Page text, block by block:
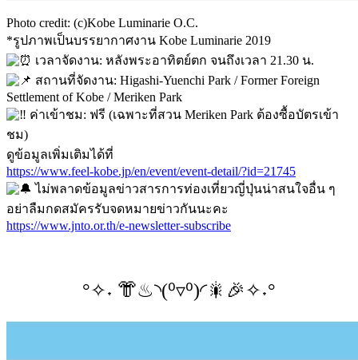
Photo credit: (c)Kobe Luminarie O.C.
*รูปภาพเป็นบรรยากาศงาน Kobe Luminarie 2019
เวลาจัดงาน: หลังพระอาทิตย์ตก จนถึงเวลา 21.30 น.
สถานที่จัดงาน: Higashi-Yuenchi Park / Former Foreign
Settlement of Kobe / Meriken Park
ค่าเข้าชม: ฟรี (เฉพาะที่สวน Meriken Park ต้องซื้อบัตรเข้า
ชม)
ดูข้อมูลเพิ่มเติมได้ที่
https://www.feel-kobe.jp/en/event/event-detail/?id=21745
ไม่พลาดข้อมูลข่าวสารการท่องเที่ยวญี่ปุ่นน่าสนใจอื่น ๆ
อย่าลืมกดสมัครรับจดหมายข่าวกันนะคะ
https://www.jnto.or.th/e-newsletter-subscribe
°✧˖ 👘♨◝(⁰▿⁰)◜🎇🎉✧˖°